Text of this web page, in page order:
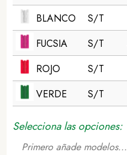
BLANCO
S/T
FUCSIA
S/T
ROJO
S/T
VERDE
S/T
Selecciona las opciones:
Primero añade modelos...